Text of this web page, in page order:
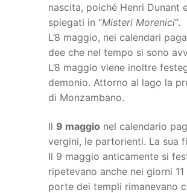
nascita, poiché Henri Dunant
spiegati in “Misteri Morenici“.
L’8 maggio, nei calendari
dee che nel tempo si sono
L’8 maggio viene inoltre
demonio. Attorno al lago la
di Monzambano.
Il 9 maggio nel calendario
vergini, le partorienti. La sua
Il 9 maggio anticamente si
ripetevano anche nei giorni
porte dei templi rimanevano